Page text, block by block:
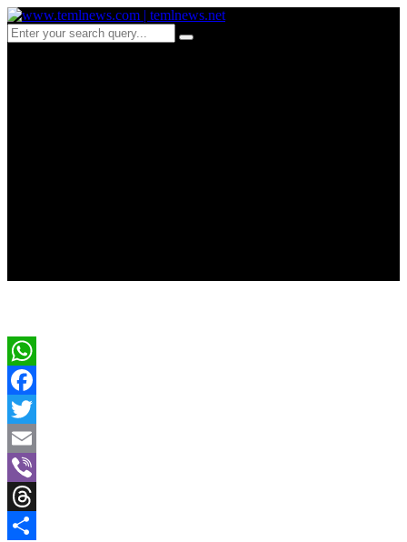
WhatsApp
Facebook
Twitter
Email
Viber
Threads